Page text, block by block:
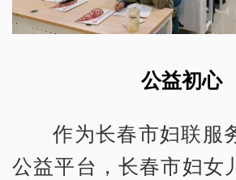
公益初心
作为长春市妇联服
公益平台，长春市妇女